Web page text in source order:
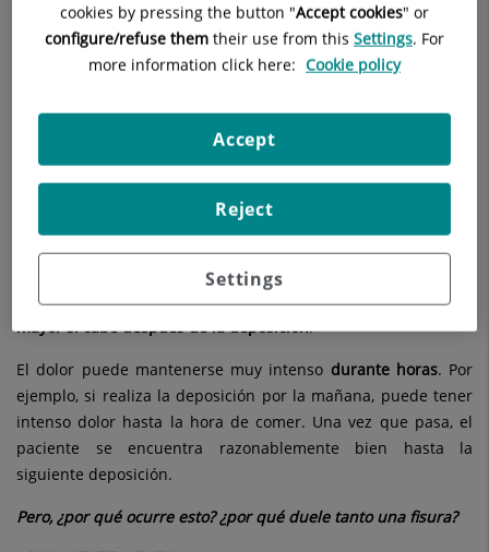
La principal característica clínica de la
dolor y larectorragia
deposición, en el papel, al limpiarse. A veces puede gotear a
El paciente experimenta unintenso doloren el momento de
la deposición. Nota como una herida, un rasgado. Pero lo que
mas caracteriza a esta patología es que lamolestiaes todavía
mayor si cabe después de la deposición.
El dolor puede mantenerse muy intenso durante horas. Por
ejemplo, si realiza la deposición por la mañana, puede tener
intenso dolor hasta la hora de comer. Una vez que pasa, el
paciente se encuentra razonablemente bien hasta la
siguiente deposición.
Pero, ¿por qué ocurre esto? ¿por qué duele tanto una fisura?
cookies by pressing the button "Accept cookies" or
configure/refuse them their use from this Settings. For
more information click here: Cookie policy
Settings
Reject
Accept